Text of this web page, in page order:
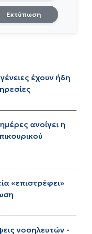
Εκτύπωση
έχουν ήδη
ανοίγει η
«επιστρέφει»
νοσηλευτών -